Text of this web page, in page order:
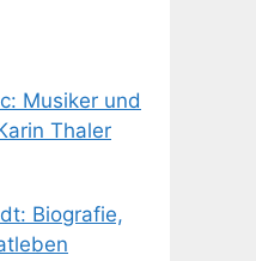
Musiker und
Thaler
Biografie,